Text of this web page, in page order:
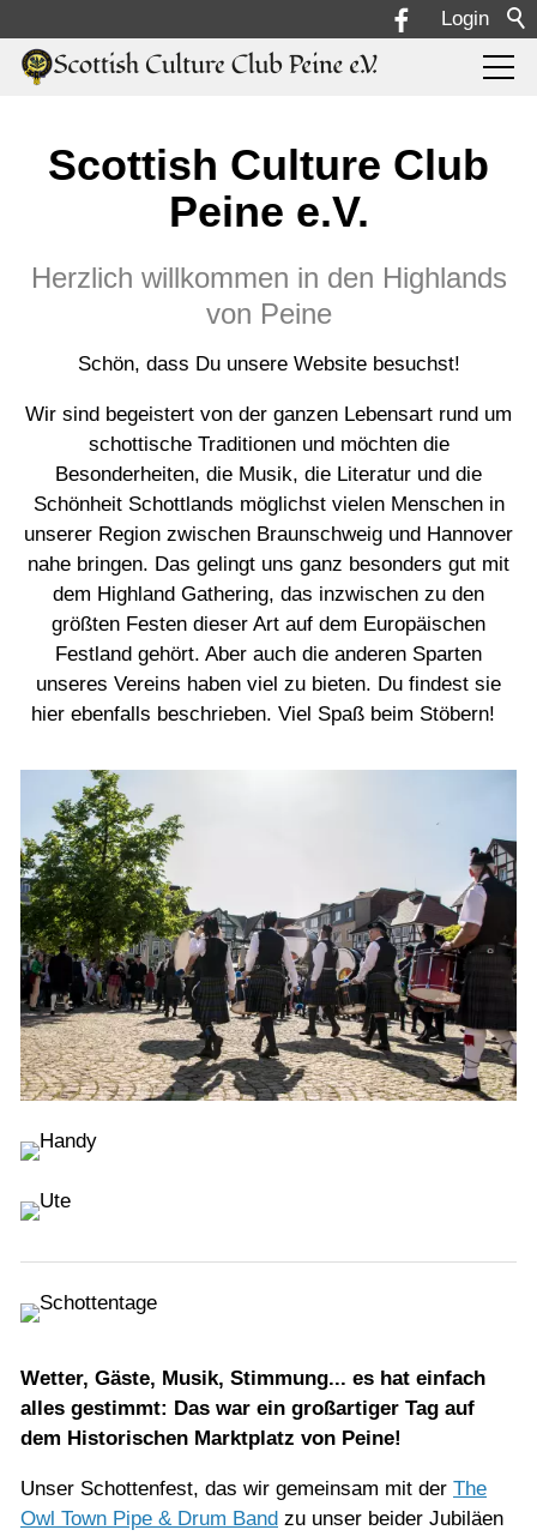
Login
Über uns
Abteilungen
HighlandGathering
Scottish Culture Club
Peine e.V.
Herzlich willkommen in den Highlands
von Peine
Schön, dass Du unsere Website besuchst!
Wir sind begeistert von der ganzen Lebensart rund um
schottische Traditionen und möchten die
Besonderheiten, die Musik, die Literatur und die
Schönheit Schottlands möglichst vielen Menschen in
unserer Region zwischen Braunschweig und Hannover
nahe bringen. Das gelingt uns ganz besonders gut mit
dem Highland Gathering, das inzwischen zu den
größten Festen dieser Art auf dem Europäischen
Festland gehört. Aber auch die anderen Sparten
unseres Vereins haben viel zu bieten. Du findest sie
hier ebenfalls beschrieben. Viel Spaß beim Stöbern!
Wetter, Gäste, Musik, Stimmung... es hat einfach
alles gestimmt: Das war ein großartiger Tag auf
dem Historischen Marktplatz von Peine!
Unser Schottenfest, das wir gemeinsam mit der The
Owl Town Pipe & Drum Band zu unser beider Jubiläen